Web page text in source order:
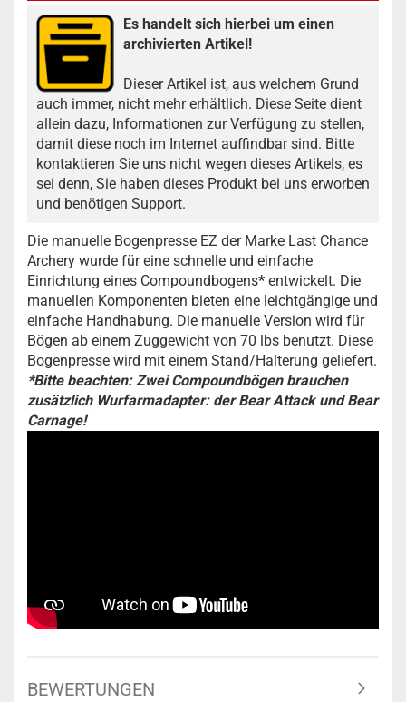
Es handelt sich hierbei um einen
archivierten Artikel!
Dieser Artikel ist, aus welchem Grund
auch immer, nicht mehr erhältlich. Diese Seite dient
allein dazu, Informationen zur Verfügung zu stellen,
damit diese noch im Internet auffindbar sind. Bitte
kontaktieren Sie uns nicht wegen dieses Artikels, es
sei denn, Sie haben dieses Produkt bei uns erworben
und benötigen Support.
Die manuelle Bogenpresse EZ der Marke Last Chance
Archery wurde für eine schnelle und einfache
Einrichtung eines Compoundbogens* entwickelt. Die
manuellen Komponenten bieten eine leichtgängige und
einfache Handhabung. Die manuelle Version wird für
Bögen ab einem Zuggewicht von 70 lbs benutzt. Diese
Bogenpresse wird mit einem Stand/Halterung geliefert.
*Bitte beachten: Zwei Compoundbögen brauchen
zusätzlich Wurfarmadapter: der Bear Attack und Bear
Carnage!
BEWERTUNGEN